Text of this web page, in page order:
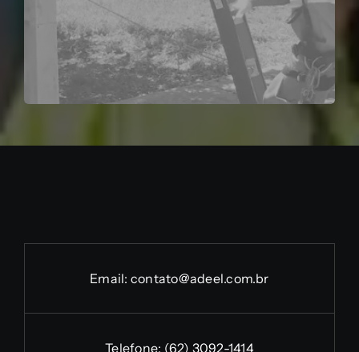
Email: contato@adeel.com.br
Telefone: (62) 3092-1414